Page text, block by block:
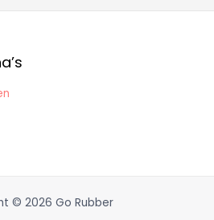
© 2026 Go Rubber